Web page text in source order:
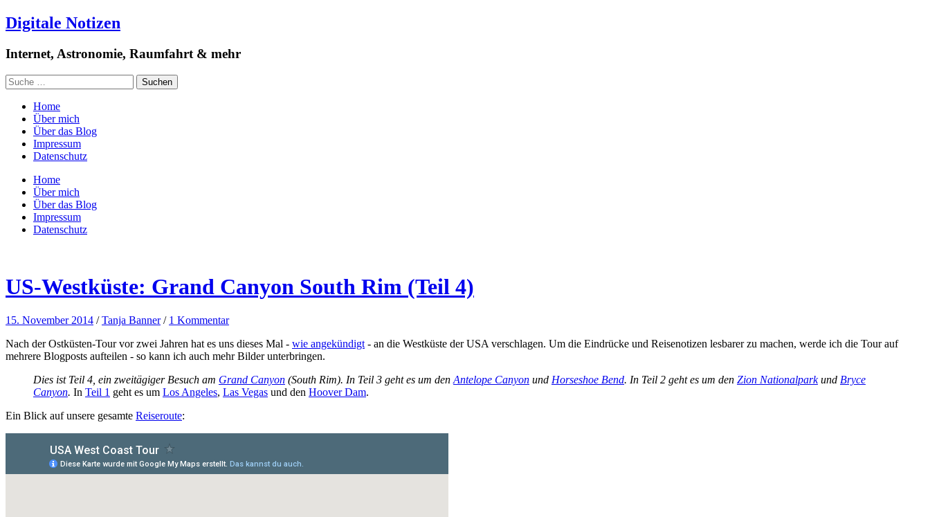
Digitale Notizen
Internet, Astronomie, Raumfahrt & mehr
Home
Über mich
Über das Blog
Impressum
Datenschutz
Home
Über mich
Über das Blog
Impressum
Datenschutz
US-Westküste: Grand Canyon South Rim (Teil 4)
15. November 2014 /Tanja Banner / 1 Kommentar
Nach der Ostküsten-Tour vor zwei Jahren hat es uns dieses Mal - wie angekündigt- an die Westküste der USA verschlagen. Um die Eindrücke und Reisenotizen lesbarer zu machen, werde ich die Tour auf
mehrere Blogposts aufteilen - so kann ich auch mehr Bilder unterbringen.
Dies ist Teil 4, ein zweitägiger Besuch am Grand Canyon (South Rim). In Teil 3 geht es um denAntelope Canyon und Horseshoe Bend. In Teil 2 geht es um den Zion Nationalparkund Bryce
Canyon. In Teil 1 geht es um Los Angeles, Las Vegas und den Hoover Dam.
Ein Blick auf unsere gesamte Reiseroute: